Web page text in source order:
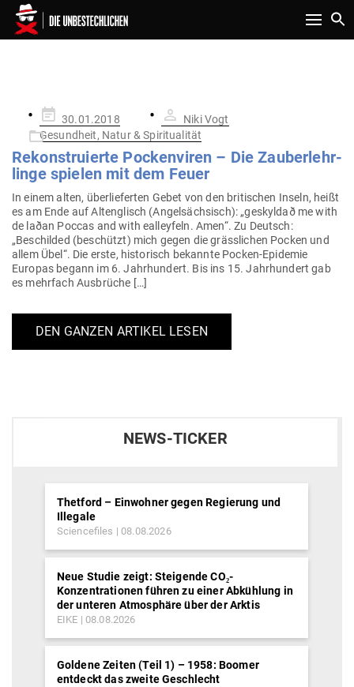
Toggle
SCHLAGWORT:
Gepostet
am
30.01.2018
Niki Vogt
Gesundheit, Natur & Spiritualität
Rekon­stru­ierte Pocken­viren – Die Zau­ber­lehr­
linge spielen mit dem Feuer
In einem alten, über­lie­ferten Gebet von den bri­ti­schen Inseln, heißt
es am Ende auf Alt­eng­lisch (Angel­säch­sisch): „geskyldað me with
de laðan Poccas and with eal­leyfeln. Amen“. Zu Deutsch:
„Beschilded (beschützt) mich gegen die gräss­lichen Pocken und
allem Übel“. Die erste, his­to­risch bekannte Pocken-Epi­­demie
Europas begann im 6. Jahr­hundert. Bis ins 15. Jahr­hundert gab
es mehrfach Ausbrüche […]
DEN GANZEN ARTIKEL LESEN
NEWS-TICKER
Thetford – Einwohner gegen Regierung und
Illegale
Sciencefiles 08.08.2026
Neue Studie zeigt: Steigende CO₂-
Konzentrationen führen zu einer Abkühlung in
der unteren Atmosphäre über der Arktis
EIKE 08.08.2026
Goldene Zeiten (Teil 1) – 1958: Boomer
entdeckt das zweite Geschlecht